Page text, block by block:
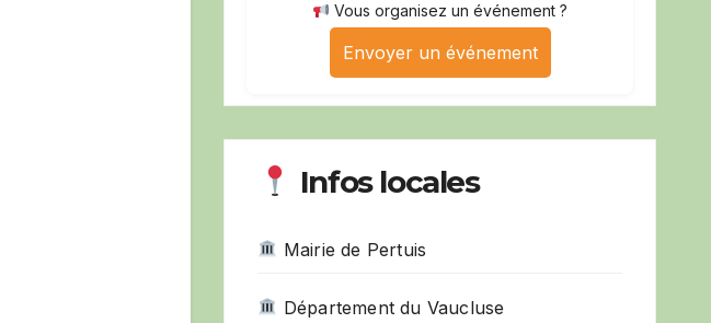
Vous organisez un événement ?
Envoyer un événement
Infos locales
Mairie de Pertuis
Département du Vaucluse